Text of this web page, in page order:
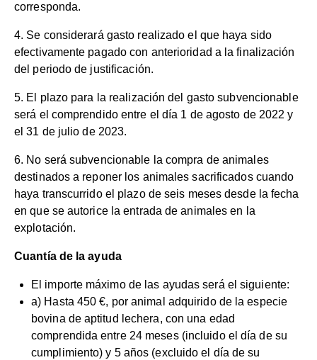
corresponda.
4. Se considerará gasto realizado el que haya sido
efectivamente pagado con anterioridad a la finalización
del periodo de justificación.
5. El plazo para la realización del gasto subvencionable
será el comprendido entre el día 1 de agosto de 2022 y
el 31 de julio de 2023.
6. No será subvencionable la compra de animales
destinados a reponer los animales sacrificados cuando
haya transcurrido el plazo de seis meses desde la fecha
en que se autorice la entrada de animales en la
explotación.
Cuantía de la ayuda
El importe máximo de las ayudas será el siguiente:
a) Hasta 450 €, por animal adquirido de la especie
bovina de aptitud lechera, con una edad
comprendida entre 24 meses (incluido el día de su
cumplimiento) y 5 años (excluido el día de su